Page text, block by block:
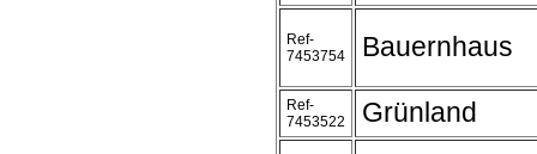
Ref-
7453754
Bauernhaus
Ref-
7453522
Grünland